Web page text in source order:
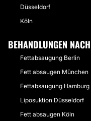
Düsseldorf
Köln
BEHANDLUNGEN
Fettabsaugung Berlin
Fett absaugen München
Fettabsaugung Hamburg
Liposuktion Düsseldorf
Fett absaugen Köln